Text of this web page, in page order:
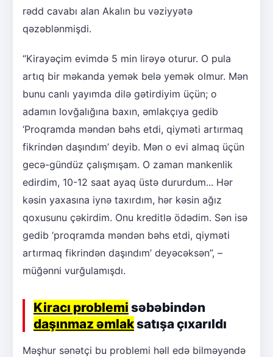
rədd cavabı alan Akalın bu vəziyyətə
qəzəblənmişdi.
“Kirayəçim evimdə 5 min lirəyə oturur. O pula
artıq bir məkanda yemək belə yemək olmur. Mən
bunu canlı yayımda dilə gətirdiyim üçün; o
adamın lovğalığına baxın, əmlakçıya gedib
‘Proqramda məndən bəhs etdi, qiyməti artırmaq
fikrindən daşındım’ deyib. Mən o evi almaq üçün
gecə-gündüz çalışmışam. O zaman mankenlik
edirdim, 10-12 saat ayaq üstə dururdum... Hər
kəsin yaxasına iynə taxırdım, hər kəsin ağız
qoxusunu çəkirdim. Onu kreditlə ödədim. Sən isə
gedib ‘proqramda məndən bəhs etdi, qiyməti
artırmaq fikrindən daşındım’ deyəcəksən”, –
müğənni vurğulamışdı.
Kiracı problemi səbəbindən
daşınmaz əmlaksatışa çıxarıldı
Məşhur sənətçi bu problemi həll edə bilməyəndə